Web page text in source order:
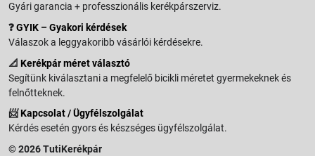
Gyári garancia + professzionális kerékpárszerviz.
❓GYIK – Gyakori kérdések
Válaszok a leggyakoribb vásárlói kérdésekre.
📐 Kerékpár méret választó
Segítünk kiválasztani a megfelelő bicikli méretet gyermekeknek és
felnőtteknek.
📨Kapcsolat / Ügyfélszolgálat
Kérdés esetén gyors és készséges ügyfélszolgálat.
© 2026 TutiKerékpár